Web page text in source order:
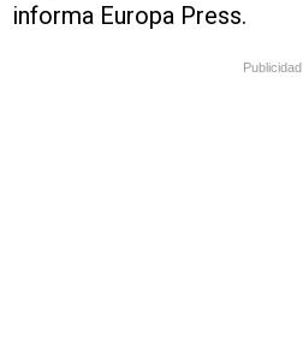
informa Europa Press.
Publicidad